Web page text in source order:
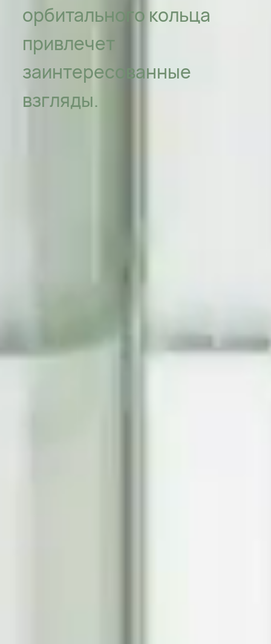
орбитального кольца
привлечет
заинтересованные
взгляды.